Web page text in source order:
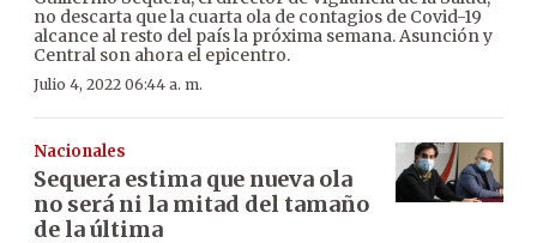
no descarta que la cuarta ola de contagios de Covid-19
alcance al resto del país la próxima semana. Asunción y
Central son ahora el epicentro.
Julio 4, 2022 06:44 a. m.
Nacionales
Sequera estima que nueva ola
no será ni la mitad del tamaño
de la última